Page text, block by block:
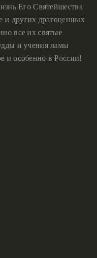
Его Святейшества
других драгоценных
все их святые
и учения ламы
и особенно в России!